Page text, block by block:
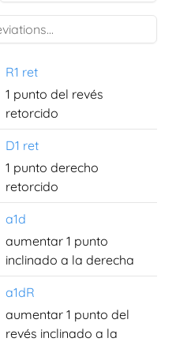
R1 ret
1 punto del revés
retorcido
D1 ret
1 punto derecho
retorcido
a1d
aumentar 1 punto
inclinado a la derecha
a1dR
aumentar 1 punto del
revés inclinado a la